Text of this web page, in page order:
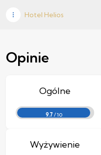
Hotel Helios
Opinie
Ogólne
9.7 / 10
Wyżywienie